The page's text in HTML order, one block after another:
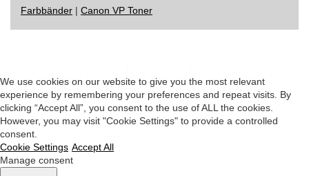
Farbbänder | Canon VP Toner
We use cookies on our website to give you the most relevant
experience by remembering your preferences and repeat visits. By
clicking “Accept All”, you consent to the use of ALL the cookies.
However, you may visit "Cookie Settings" to provide a controlled
consent.
Cookie Settings Accept All
Manage consent